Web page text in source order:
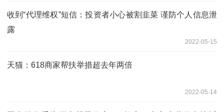
收到“代理维权”短信：投资者小心被割韭菜 谨防个人信息泄
露
2022-05-15
天猫：618商家帮扶举措超去年两倍
2022-05-14